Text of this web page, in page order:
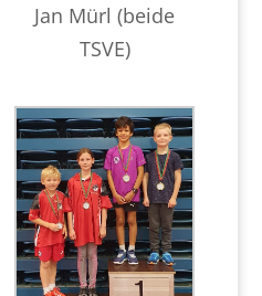
Jan Mürl (beide
TSVE)